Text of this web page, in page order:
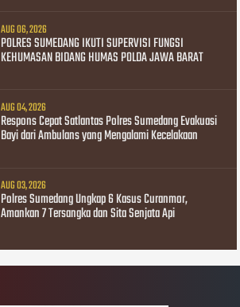
AUG 06, 2026
POLRES SUMEDANG IKUTI SUPERVISI FUNGSI
KEHUMASAN BIDANG HUMAS POLDA JAWA BARAT
AUG 04, 2026
Respons Cepat Satlantas Polres Sumedang Evakuasi
Bayi dari Ambulans yang Mengalami Kecelakaan
AUG 03, 2026
Polres Sumedang Ungkap 6 Kasus Curanmor,
Amankan 7 Tersangka dan Sita Senjata Api